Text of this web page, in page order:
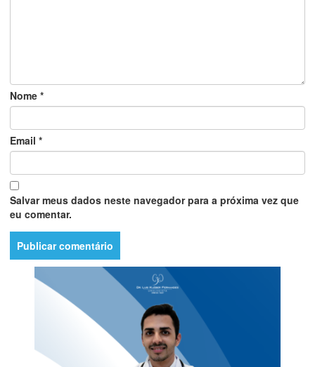
Nome *
Email *
Salvar meus dados neste navegador para a próxima vez que
eu comentar.